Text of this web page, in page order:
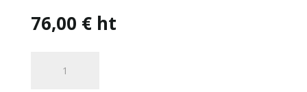
76,00 € ht